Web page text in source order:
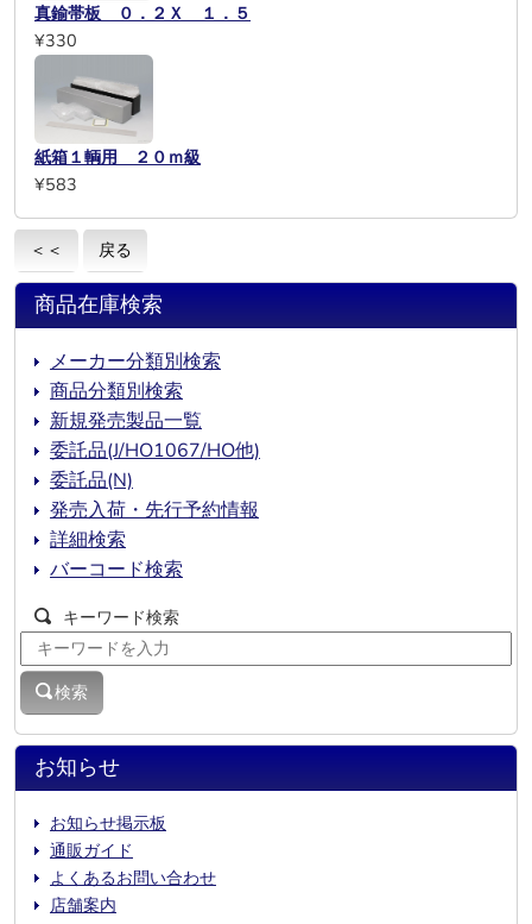
真鍮帯板 ０．２Ｘ １．５
¥330
紙箱１輌用 ２０ｍ級
¥583
＜＜ 戻る
お知らせ
お知らせ掲示板
通販ガイド
よくあるお問い合わせ
店舗案内
商品在庫検索
メーカー分類別検索
商品分類別検索
新規発売製品一覧
委託品(J/HO1067/HO他)
委託品(N)
発売入荷・先行予約情報
詳細検索
バーコード検索
キーワード検索
検索